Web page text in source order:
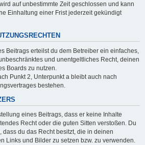
auf unbestimmte Zeit geschlossen und kann
Einhaltung einer Frist jederzeit gekündigt
Beitrags erteilst du dem Betreiber ein einfaches,
und unentgeltliches Recht, deinen
Boards zu nutzen.
Punkt 2, Unterpunkt a bleibt auch nach
bestehen.
eines Beitrags, dass er keine Inhalte
Recht oder die guten Sitten verstoßen. Du
dass du das Recht besitzt, die in deinen
Links und Bilder zu setzen bzw. zu verwenden.